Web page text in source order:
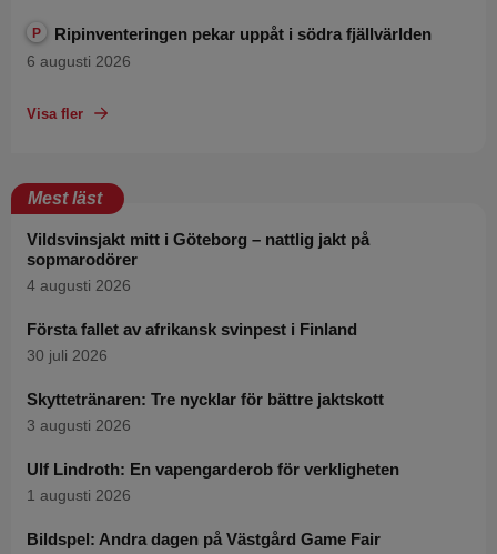
P Ripinventeringen pekar uppåt i södra fjällvärlden
6 augusti 2026
Visa fler
Mest läst
Vildsvinsjakt mitt i Göteborg – nattlig jakt på
sopmarodörer
4 augusti 2026
Första fallet av afrikansk svinpest i Finland
30 juli 2026
Skyttetränaren: Tre nycklar för bättre jaktskott
3 augusti 2026
Ulf Lindroth: En vapengarderob för verkligheten
1 augusti 2026
Bildspel: Andra dagen på Västgård Game Fair